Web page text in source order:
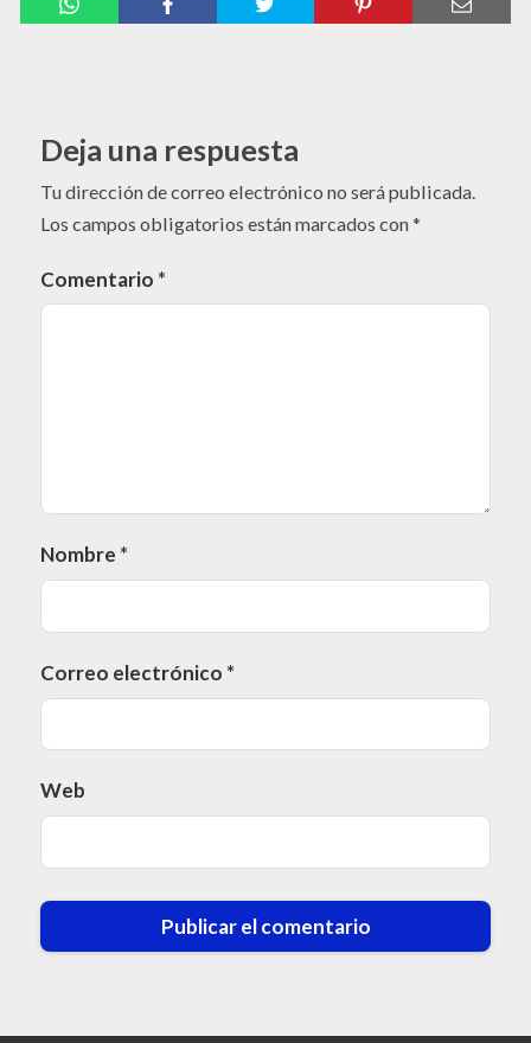
Deja una respuesta
Tu dirección de correo electrónico no será publicada.
Los campos obligatorios están marcados con*
Comentario *
Nombre *
Correo electrónico *
Web